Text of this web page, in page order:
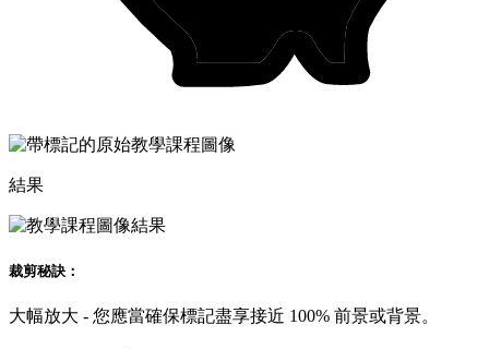
結果
裁剪秘訣：
大幅放大 - 您應當確保標記盡享接近 100% 前景或背景。